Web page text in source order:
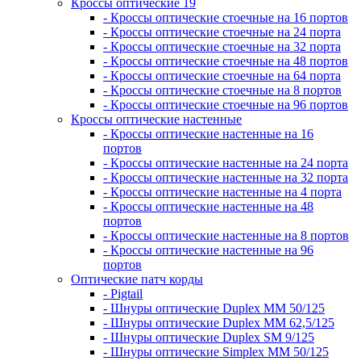
Кроссы оптические 19
- Кроссы оптические стоечные на 16 портов
- Кроссы оптические стоечные на 24 порта
- Кроссы оптические стоечные на 32 порта
- Кроссы оптические стоечные на 48 портов
- Кроссы оптические стоечные на 64 порта
- Кроссы оптические стоечные на 8 портов
- Кроссы оптические стоечные на 96 портов
Кроссы оптические настенные
- Кроссы оптические настенные на 16
портов
- Кроссы оптические настенные на 24 порта
- Кроссы оптические настенные на 32 порта
- Кроссы оптические настенные на 4 порта
- Кроссы оптические настенные на 48
портов
- Кроссы оптические настенные на 8 портов
- Кроссы оптические настенные на 96
портов
Оптические патч корды
- Pigtail
- Шнуры оптические Duplex MM 50/125
- Шнуры оптические Duplex MM 62,5/125
- Шнуры оптические Duplex SM 9/125
- Шнуры оптические Simplex MM 50/125